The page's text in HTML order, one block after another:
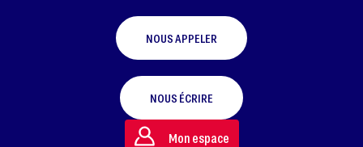
NOUS APPELER
NOUS ÉCRIRE
Mon espace